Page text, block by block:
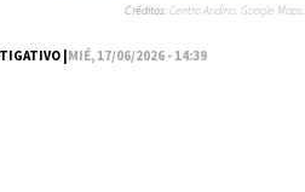
|MIÉ, 17/06/2026 - 14:39
Créditos:Centro Andino. Google Maps.